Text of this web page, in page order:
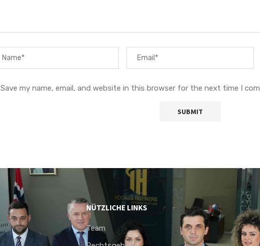
Save my name, email, and website in this browser for the next time I
NÜTZLICHE LINKS
Team